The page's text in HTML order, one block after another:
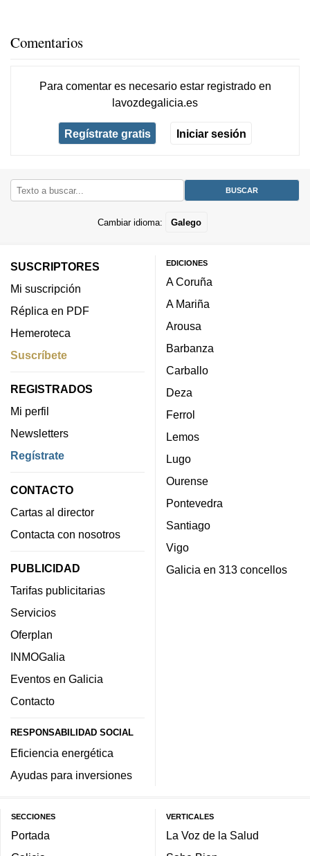
Comentarios
Para comentar es necesario estar registradoen
lavozdegalicia.es
Regístrate gratis Iniciar sesión
Cambiar idioma: Galego
SUSCRIPTORES
Mi suscripción
Réplica en PDF
Hemeroteca
Suscríbete
REGISTRADOS
Mi perfil
Newsletters
Regístrate
CONTACTO
Cartas al director
Contacta con nosotros
PUBLICIDAD
Tarifas publicitarias
Servicios
Oferplan
INMOGalia
Eventos en Galicia
Contacto
RESPONSABILIDAD SOCIAL
Eficiencia energética
Ayudas para inversiones
EDICIONES
A Coruña
A Mariña
Arousa
Barbanza
Carballo
Deza
Ferrol
Lemos
Lugo
Ourense
Pontevedra
Santiago
Vigo
Galicia en 313 concellos
SECCIONES
Portada
VERTICALES
La Voz de la Salud